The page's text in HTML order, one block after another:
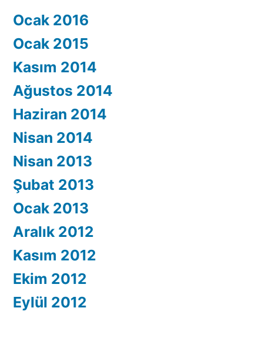
Ocak 2016
Ocak 2015
Kasım 2014
Ağustos 2014
Haziran 2014
Nisan 2014
Nisan 2013
Şubat 2013
Ocak 2013
Aralık 2012
Kasım 2012
Ekim 2012
Eylül 2012